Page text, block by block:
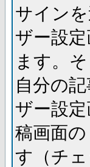
サイン
ザー設
ます。
自分の
ザー設
稿画面
す（チ